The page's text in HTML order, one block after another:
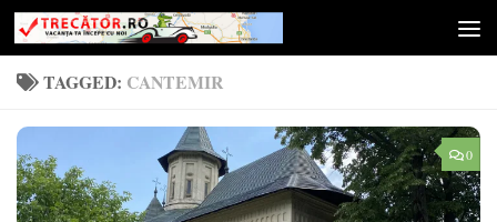
Skip to content
TAGGED: CANTEMIR
0